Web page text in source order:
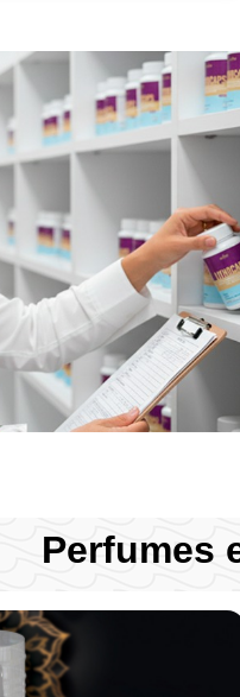
Perfumes